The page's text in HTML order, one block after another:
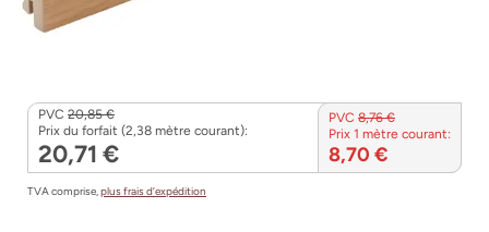
PVC 20,85 €
Prix du forfait (2,38 mètre courant):
20,71 €
PVC 8,76 €
Prix 1 mètre courant:
8,70 €
TVA comprise,plus frais d’expédition